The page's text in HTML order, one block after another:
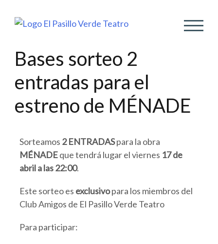
Bases sorteo 2
entradas para el
estreno de MÉNADE
Sorteamos 2 ENTRADASpara la obra
MÉNADEque tendrá lugar el viernes 17 de
abril a las 22:00.
Este sorteo es exclusivopara los miembros del
Club Amigos de El Pasillo Verde Teatro
Para participar: